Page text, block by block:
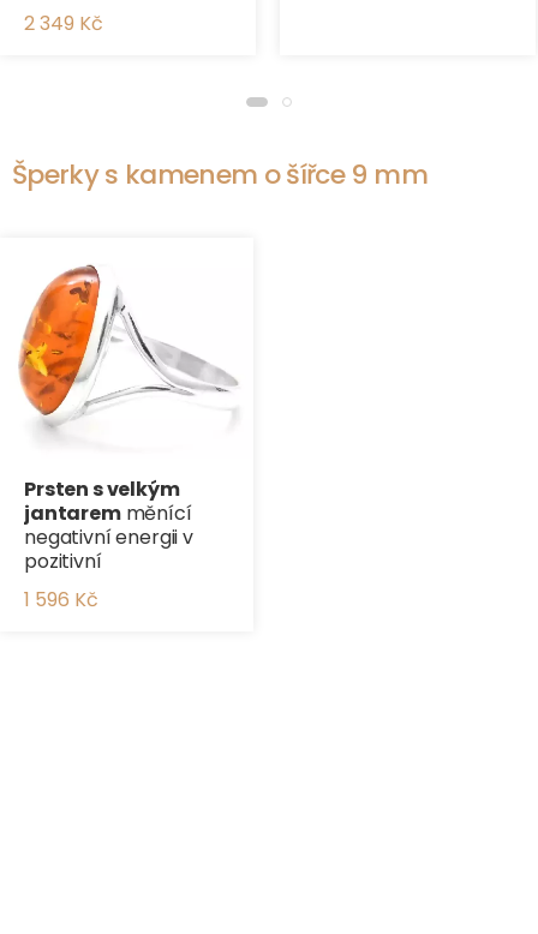
2 349 Kč
Šperky s kamenem o šířce 9 mm
Prsten s velkým
jantaremměnící
negativní energii v
pozitivní
1 596 Kč